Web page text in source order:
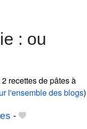
: ou
2 recettes de pâtes à
l'ensemble des blogs)
-